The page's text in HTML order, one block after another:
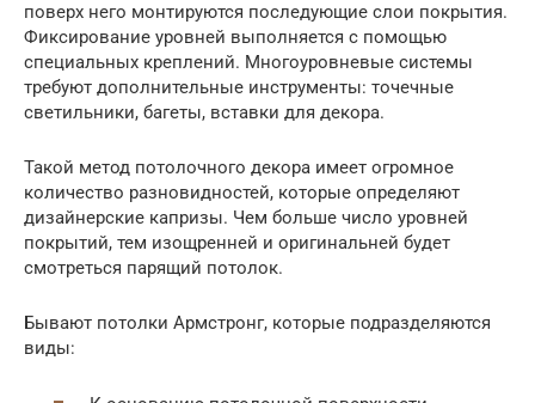
поверх него монтируются последующие слои покрытия.
Фиксирование уровней выполняется с помощью
специальных креплений. Многоуровневые системы
требуют дополнительные инструменты: точечные
светильники, багеты, вставки для декора.
Такой метод потолочного декора имеет огромное
количество разновидностей, которые определяют
дизайнерские капризы. Чем больше число уровней
покрытий, тем изощренней и оригинальней будет
смотреться парящий потолок.
Бывают потолки Армстронг, которые подразделяются
виды: